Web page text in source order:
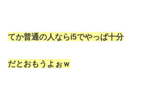
てか普通の人ならi5でやっぱ十分
だとおもうよぉｗ